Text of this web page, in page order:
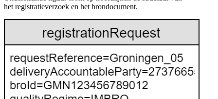
het registratieverzoek en het brondocument.